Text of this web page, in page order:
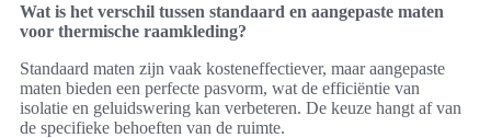
Wat is het verschil tussen standaard en aangepaste maten
voor thermische raamkleding?
Standaard maten zijn vaak kosteneffectiever, maar aangepaste
maten bieden een perfecte pasvorm, wat de efficiëntie van
isolatie en geluidswering kan verbeteren. De keuze hangt af van
de specifieke behoeften van de ruimte.